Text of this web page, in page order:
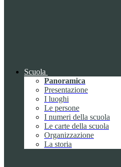
Scuola
Panoramica
Presentazione
I luoghi
Le persone
I numeri della scuola
Le carte della scuola
Organizzazione
La storia